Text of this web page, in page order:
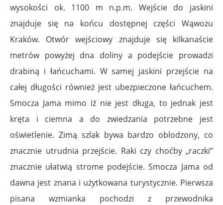
wysokości ok. 1100 m n.p.m. Wejście do jaskini
znajduje się na końcu dostępnej części Wąwozu
Kraków. Otwór wejściowy znajduje się kilkanaście
metrów powyżej dna doliny a podejście prowadzi
drabiną i łańcuchami. W samej jaskini przejście na
całej długości również jest ubezpieczone łańcuchem.
Smocza Jama mimo iż nie jest długa, to jednak jest
kręta i ciemna a do zwiedzania potrzebne jest
oświetlenie. Zimą szlak bywa bardzo oblodzony, co
znacznie utrudnia przejście. Raki czy choćby „raczki”
znacznie ułatwią strome podejście. Smocza Jama od
dawna jest znana i użytkowana turystycznie. Pierwsza
pisana wzmianka pochodzi z przewodnika